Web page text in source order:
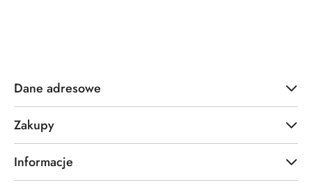
Dane adresowe
Zakupy
Informacje